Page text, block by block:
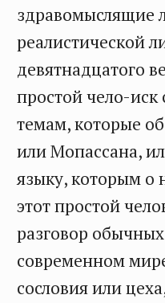
здравомыслящие
реалистической
девятнадцатого
простой чело-иск
темам, которые
или Мопассана,
языку, которым о
этот простой
разговор
современном
сословия или